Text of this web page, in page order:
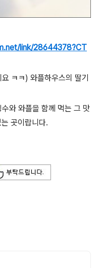
link/28644378?CT
ㅋㅋ) 와플하우스의 딸기
와 와플을 함께 먹는 그 맛
곳이랍니다.